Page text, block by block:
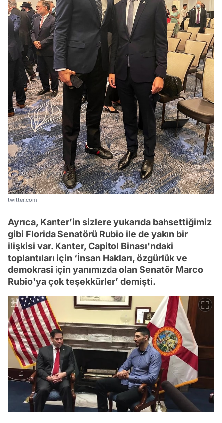
twitter.com
Ayrıca, Kanter’in sizlere yukarıda bahsettiğimiz
gibi Florida Senatörü Rubio ile de yakın bir
ilişkisi var. Kanter, Capitol Binası'ndaki
toplantıları için ‘İnsan Hakları, özgürlük ve
demokrasi için yanımızda olan Senatör Marco
Rubio'ya çok teşekkürler’ demişti.